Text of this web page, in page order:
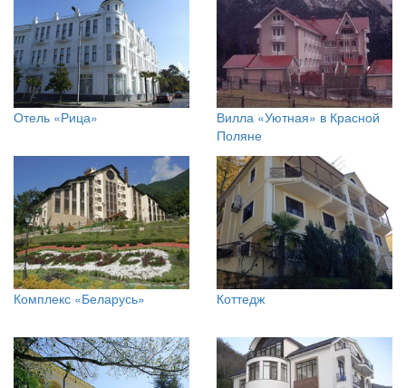
Отель «Рица»
Вилла «Уютная» в Красной
Поляне
Комплекс «Беларусь» Коттедж